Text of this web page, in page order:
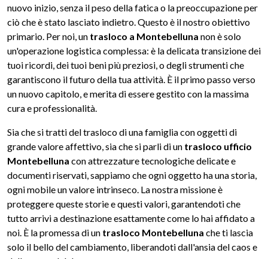
nuovo inizio, senza il peso della fatica o la preoccupazione per
ciò che è stato lasciato indietro. Questo è il nostro obiettivo
primario. Per noi, un trasloco a Montebelluna non è solo
un'operazione logistica complessa: è la delicata transizione dei
tuoi ricordi, dei tuoi beni più preziosi, o degli strumenti che
garantiscono il futuro della tua attività. È il primo passo verso
un nuovo capitolo, e merita di essere gestito con la massima
cura e professionalità.
Sia che si tratti del trasloco di una famiglia con oggetti di
grande valore affettivo, sia che si parli di un trasloco ufficio
Montebelluna con attrezzature tecnologiche delicate e
documenti riservati, sappiamo che ogni oggetto ha una storia,
ogni mobile un valore intrinseco. La nostra missione è
proteggere queste storie e questi valori, garantendoti che
tutto arrivi a destinazione esattamente come lo hai affidato a
noi. È la promessa di un trasloco Montebelluna che ti lascia
solo il bello del cambiamento, liberandoti dall'ansia del caos e